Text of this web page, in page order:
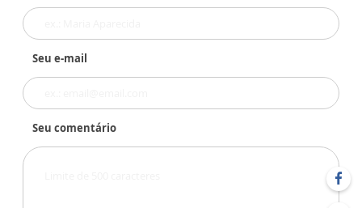
Seu e-mail
Seu comentário